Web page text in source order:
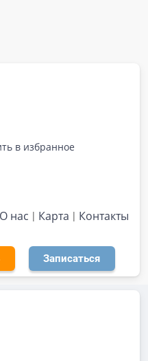
в избранное
О нас Карта Контакты
Записаться